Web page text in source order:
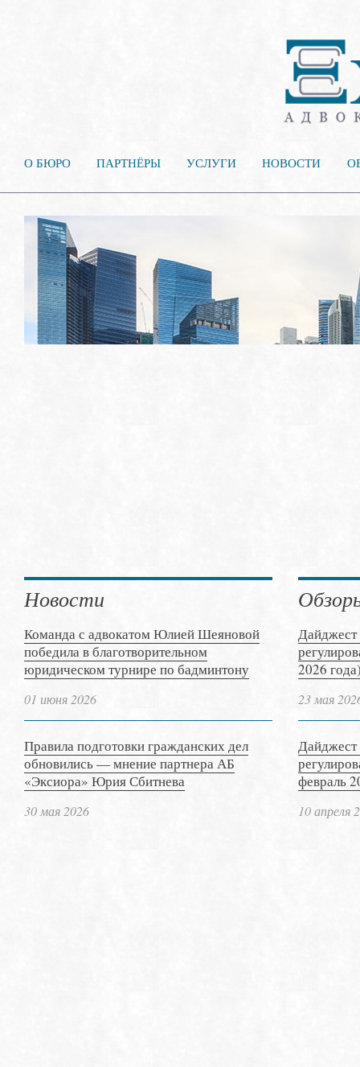
О БЮРО ПАРТНЁРЫ УСЛУГИ НОВОСТИ
Новости
Команда с адвокатом Юлией Шеяновой
победила в благотворительном
юридическом турнире по бадминтону
01 июня 2026
Правила подготовки гражданских дел
обновились — мнение партнера АБ
«Эксиора» Юрия Сбитнева
30 мая 2026
Дайджест
2026
23 мая
Дайджест
февраль
10 апреля